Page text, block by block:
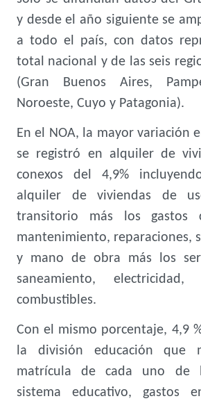
y desde el año siguiente se
a todo el país, con datos
total nacional y de las seis
(Gran Buenos Aires,
Noroeste, Cuyo y Patagonia).
En el NOA, la mayor variación
se registró en alquiler de
conexos del 4,9%
alquiler de viviendas de
transitorio más los gastos
mantenimiento, reparaciones,
y mano de obra más los
saneamiento,
combustibles.
Con el mismo porcentaje, 4,9
la división educación que
matrícula de cada uno de
sistema educativo, gastos